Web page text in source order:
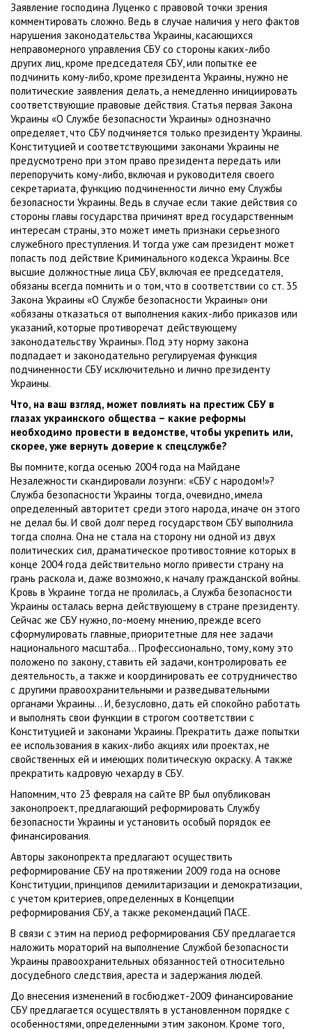
Заявление господина Луценко с правовой точки зрения
комментировать сложно. Ведь в случае наличия у него фактов
нарушения законодательства Украины, касающихся
неправомерного управления СБУ со стороны каких-либо
других лиц, кроме председателя СБУ, или попытке ее
подчинить кому-либо, кроме президента Украины, нужно не
политические заявления делать, а немедленно инициировать
соответствующие правовые действия. Статья первая Закона
Украины «О Службе безопасности Украины» однозначно
определяет, что СБУ подчиняется только президенту Украины.
Конституцией и соответствующими законами Украины не
предусмотрено при этом право президента передать или
перепоручить кому-либо, включая и руководителя своего
секретариата, функцию подчиненности лично ему Службы
безопасности Украины. Ведь в случае если такие действия со
стороны главы государства причинят вред государственным
интересам страны, это может иметь признаки серьезного
служебного преступления. И тогда уже сам президент может
попасть под действие Криминального кодекса Украины. Все
высшие должностные лица СБУ, включая ее председателя,
обязаны всегда помнить и о том, что в соответствии со ст. 35
Закона Украины «О Службе безопасности Украины» они
«обязаны отказаться от выполнения каких-либо приказов или
указаний, которые противоречат действующему
законодательству Украины». Под эту норму закона
подпадает и законодательно регулируемая функция
подчиненности СБУ исключительно и лично президенту
Украины.
Что, на ваш взгляд, может повлиять на престиж СБУ в
глазах украинского общества – какие реформы
необходимо провести в ведомстве, чтобы укрепить или,
скорее, уже вернуть доверие к спецслужбе?
Вы помните, когда осенью 2004 года на Майдане
Незалежности скандировали лозунги: «СБУ с народом!»?
Служба безопасности Украины тогда, очевидно, имела
определенный авторитет среди этого народа, иначе он этого
не делал бы. И свой долг перед государством СБУ выполнила
тогда сполна. Она не стала на сторону ни одной из двух
политических сил, драматическое противостояние которых в
конце 2004 года действительно могло привести страну на
грань раскола и, даже возможно, к началу гражданской войны.
Кровь в Украине тогда не пролилась, а Служба безопасности
Украины осталась верна действующему в стране президенту.
Сейчас же СБУ нужно, по-моему мнению, прежде всего
сформулировать главные, приоритетные для нее задачи
национального масштаба... Профессионально, тому, кому это
положено по закону, ставить ей задачи, контролировать ее
деятельность, а также и координировать ее сотрудничество
с другими правоохранительными и разведывательными
органами Украины... И, безусловно, дать ей спокойно работать
и выполнять свои функции в строгом соответствии с
Конституцией и законами Украины. Прекратить даже попытки
ее использования в каких-либо акциях или проектах, не
свойственных ей и имеющих политическую окраску. А также
прекратить кадровую чехарду в СБУ.
Напомним, что 23 февраля на сайте ВР был опубликован
законопроект, предлагающий реформировать Службу
безопасности Украины и установить особый порядок ее
финансирования.
Авторы законопректа предлагают осуществить
реформирование СБУ на протяжении 2009 года на основе
Конституции, принципов демилитаризации и демократизации,
с учетом критериев, определенных в Концепции
реформирования СБУ, а также рекомендаций ПАСЕ.
В связи с этим на период реформирования СБУ предлагается
наложить мораторий на выполнение Службой безопасности
Украины правоохранительных обязанностей относительно
досудебного следствия, ареста и задержания людей.
До внесения изменений в госбюджет-2009 финансирование
СБУ предлагается осуществлять в установленном порядке с
особенностями, определенными этим законом. Кроме того,